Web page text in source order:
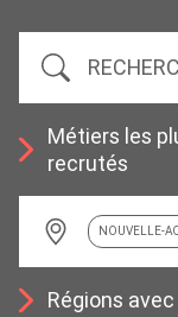
Métiers les
recrutés
NOUVELLE-
Régions